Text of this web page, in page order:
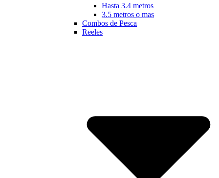
Hasta 3.4 metros
3.5 metros o mas
Combos de Pesca
Reeles